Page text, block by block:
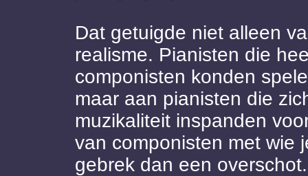
Dat getuigde niet alleen
realisme. Pianisten die
componisten konden
maar aan pianisten die
muzikaliteit inspanden
van componisten met wie
gebrek dan een overschot.